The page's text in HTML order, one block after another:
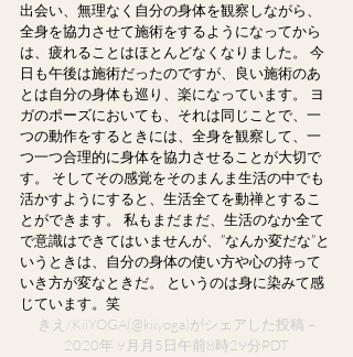
出会い、無理なく自分の身体を観察しながら、
全身を協力させて施術をするようになってから
は、疲れることはほとんどなくなりました。 今
日も午後は施術だったのですが、良い施術のあ
とは自分の身体も巡り、楽になっています。 ヨ
ガのポーズにおいても、それは同じことで、一
つの動作をするときには、全身を観察して、一
つ一つ合理的に身体を協力させることが大切で
す。 そしてその感覚をそのまんま生活の中でも
活かすようにすると、生活全てを動禅とするこ
とができます。 私もまだまだ、生活のなか全て
で意識はできてはいませんが、”なんか変だな”と
いうときは、自分の身体の使い方や心の持って
いき方が変なときだ。 というのは身に染みて感
じています。笑
きえ/KiiYOGA(@kiiyoga)がシェアした投稿 –
2020年 9月月5日午前8時29分PDT